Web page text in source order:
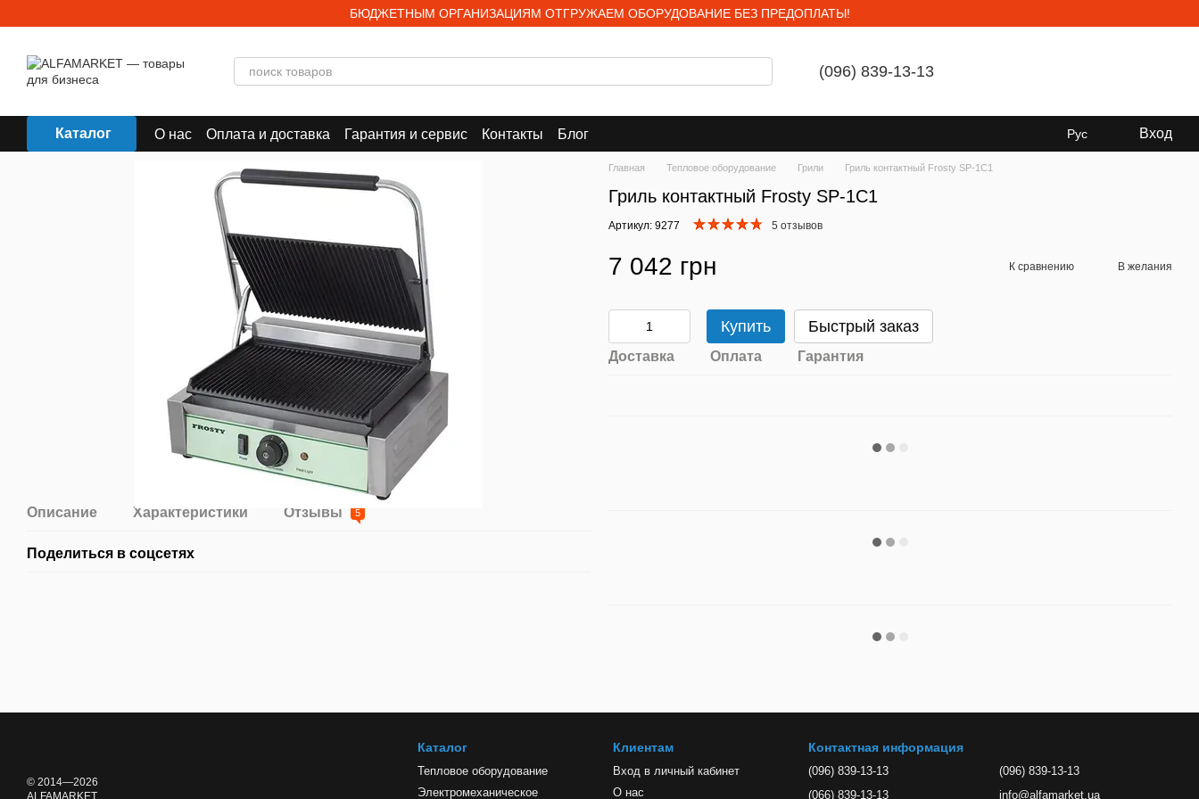
БЮДЖЕТНЫМ ОРГАНИЗАЦИЯМ ОТГРУЖАЕМ ОБОРУДОВАНИЕ БЕЗ ПРЕДОПЛАТЫ!
(096) 839-13-13
Каталог О нас Оплата и доставка Гарантия и сервис Контакты Блог Рус Вход
Описание Характеристики Отзывы 5
Поделиться в соцсетях
Главная Тепловое оборудование Грили Гриль контактный Frosty SP-1C1
Гриль контактный Frosty SP-1C1
Артикул: 9277 5 отзывов
7 042 грн К сравнению В желания
Купить Быстрый заказ
Доставка Оплата Гарантия
© 2014—2026
ALFAMARKET
Каталог
Тепловое оборудование
Электромеханическое
Клиентам
Вход в личный кабинет
О нас
Контактная информация
(096) 839-13-13
(066) 839-13-13
(096) 839-13-13
info@alfamarket.ua